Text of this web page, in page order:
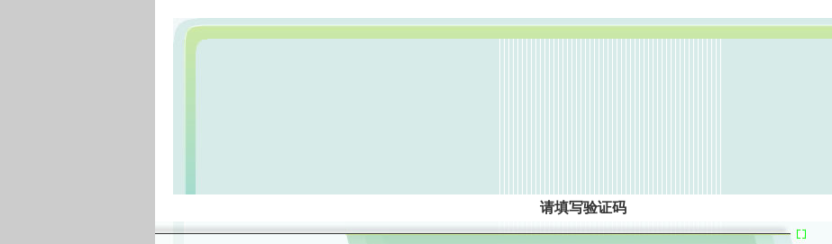
请填写验证码